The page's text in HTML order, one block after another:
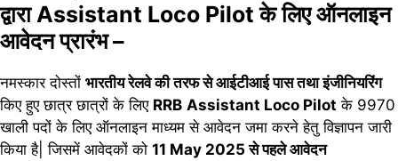
द्वारा Assistant Loco Pilot के लिए ऑनलाइन
आवेदन प्रारंभ –
नमस्कार दोस्तों भारतीय रेलवे की तरफ से आईटीआई पास तथा इंजीनियरिंग
किए हुए छात्र छात्रों के लिए RRB Assistant Loco Pilot के 9970
खाली पदों के लिए ऑनलाइन माध्यम से आवेदन जमा करने हेतु विज्ञापन जारी
किया है| जिसमें आवेदकों को 11 May 2025 से पहले आवेदन